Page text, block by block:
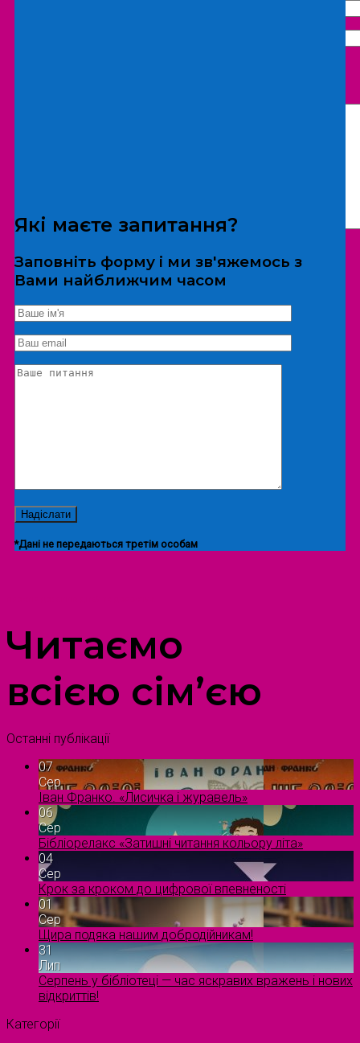
*Дані не передаються третім особам
Екскурсія/локація
Які маєте запитання?
Заповніть форму і ми зв'яжемось з
Вами найближчим часом
*Дані не передаються третім особам
Читаємо
всією сім’єю
Останні публікації
07
Сер
Іван Франко. «Лисичка і журавель»
06
Сер
Бібліорелакс «Затишні читання кольору літа»
04
Сер
Крок за кроком до цифрової впевненості
01
Сер
Щира подяка нашим добродійникам!
31
Лип
Серпень у бібліотеці — час яскравих вражень і нових
відкриттів!
Категорії